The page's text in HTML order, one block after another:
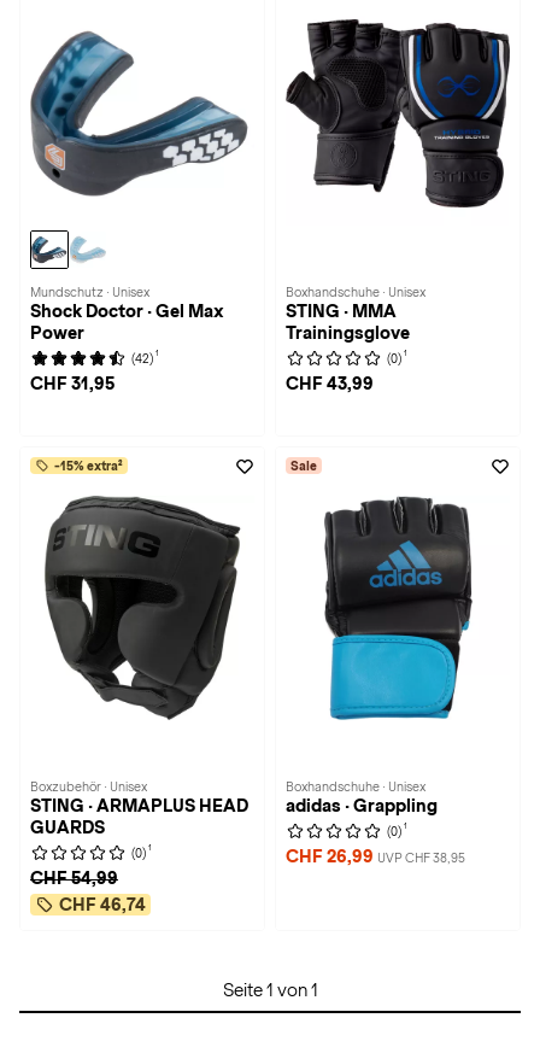
Mundschutz · Unisex
Shock Doctor · Gel Max
Power
(42) 1
CHF 31,95
Boxhandschuhe · Unisex
STING · MMA
Trainingsglove
(0) 1
CHF 43,99
-15% extra²
Boxzubehör · Unisex
STING · ARMAPLUS HEAD
GUARDS
(0) 1
CHF 54,99
CHF 46,74
Sale
Boxhandschuhe · Unisex
adidas · Grappling
(0) 1
CHF 26,99 UVP CHF 38,95
Seite 1 von 1